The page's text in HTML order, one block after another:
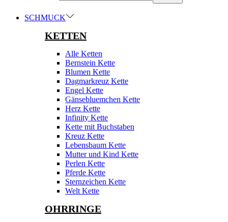
SCHMUCK
KETTEN
Alle Ketten
Bernstein Kette
Blumen Kette
Dagmarkreuz Kette
Engel Kette
Gänsebluemchen Kette
Herz Kette
Infinity Kette
Kette mit Buchstaben
Kreuz Kette
Lebensbaum Kette
Mutter und Kind Kette
Perlen Kette
Pferde Kette
Sternzeichen Kette
Welt Kette
OHRRINGE